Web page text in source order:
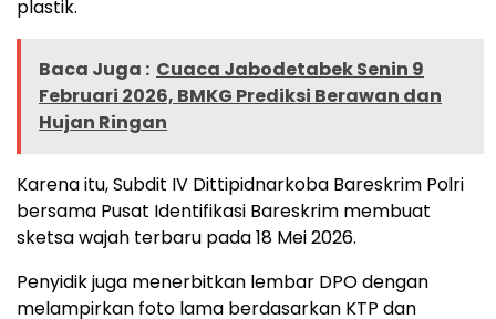
plastik.
Baca Juga : Cuaca Jabodetabek Senin 9
Februari 2026, BMKG Prediksi Berawan dan
Hujan Ringan
Karena itu, Subdit IV Dittipidnarkoba Bareskrim Polri
bersama Pusat Identifikasi Bareskrim membuat
sketsa wajah terbaru pada 18 Mei 2026.
Penyidik juga menerbitkan lembar DPO dengan
melampirkan foto lama berdasarkan KTP dan